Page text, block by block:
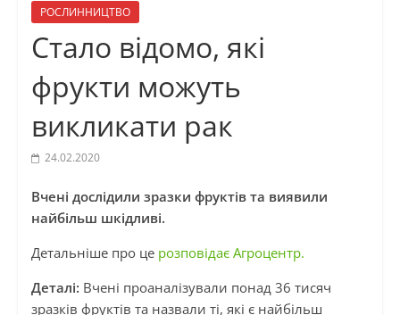
РОСЛИННИЦТВО
Стало відомо, які
фрукти можуть
викликати рак
24.02.2020
Вчені дослідили зразки фруктів та виявили
найбільш шкідливі.
Детальніше про церозповідає Агроцентр.
Деталі: Вчені проаналізували понад 36 тисяч
зразків фруктів та назвали ті, які є найбільш